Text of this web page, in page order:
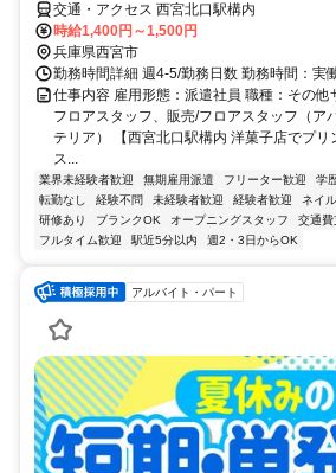
交通・アクセス 西宮北口駅構内
時給1,400円～1,500円
兵庫県西宮市
勤務時間詳細 週4-5/勤務日数 勤務時間：実
仕事内容 雇用形態：派遣社員 職種：その
フロアスタッフ、販売/フロアスタッフ（ア
テリア） 【西宮北口駅構内 洋菓子店でプ
ス...
業界未経験者歓迎 無期雇用派遣 フリーター歓迎 学
転勤なし
経験不問 未経験者歓迎 経験者歓迎 ネイ
研修あり
ブランクOK オープニングスタッフ 交通費
フルタイム歓迎
駅近5分以内 週2・3日からOK
アルバイト・パート